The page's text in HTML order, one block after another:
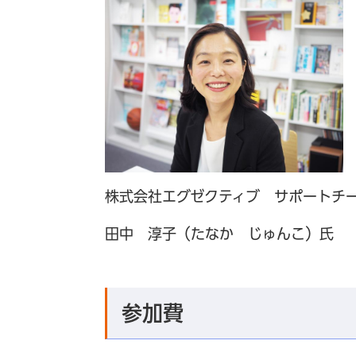
株式会社エグゼクティブ サポートチ
田中 淳子（たなか じゅんこ）氏
参加費